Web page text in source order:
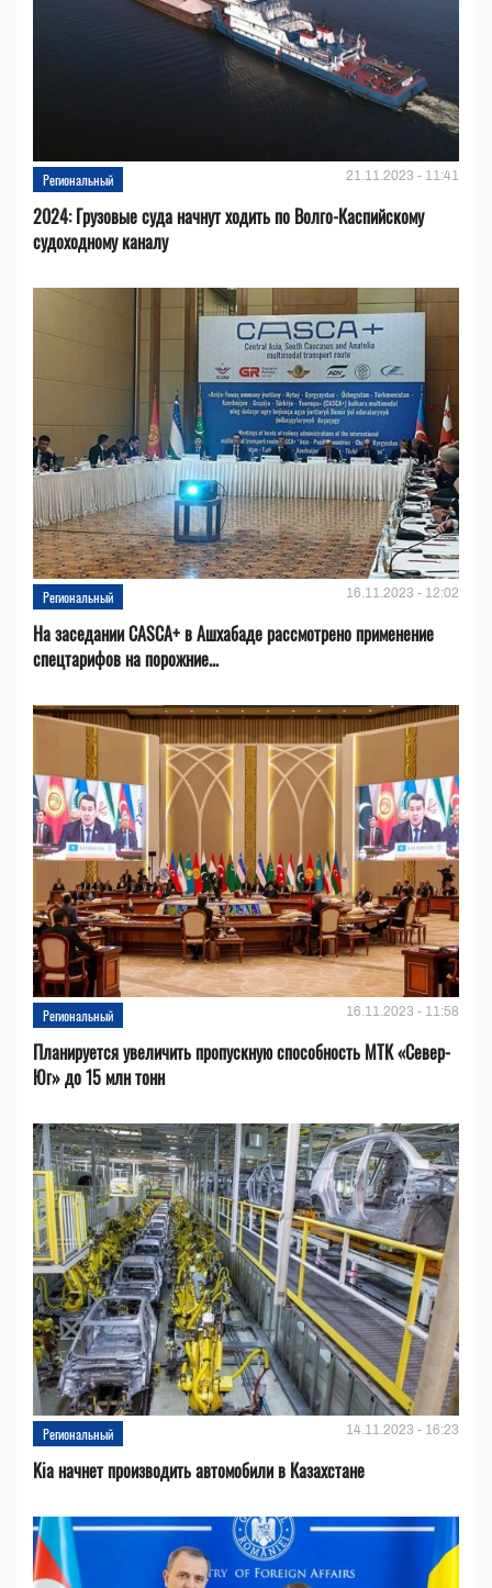
Региональный 21.11.2023 - 11:41
2024: Грузовые суда начнут ходить по Волго-Каспийскому
судоходному каналу
Региональный 16.11.2023 - 12:02
На заседании CASCA+ в Ашхабаде рассмотрено применение
спецтарифов на порожние...
Региональный 16.11.2023 - 11:58
Планируется увеличить пропускную способность МТК «Север-
Юг» до 15 млн тонн
Региональный 14.11.2023 - 16:23
Kia начнет производить автомобили в Казахстане